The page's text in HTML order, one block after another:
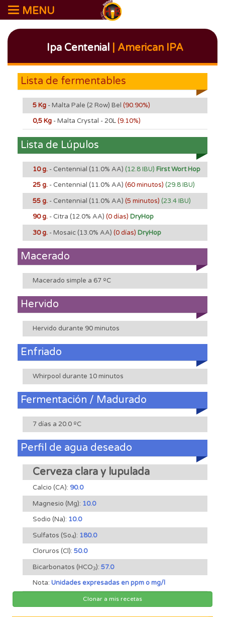
MENU
Ipa Centenial | American IPA
Lista de fermentables
5 Kg - Malta Pale (2 Row) Bel (90.90%)
0,5 Kg - Malta Crystal - 20L(9.10%)
Lista de Lúpulos
10 g. - Centennial (11.0% AA) (12.8 IBU) First Wort Hop
25 g. - Centennial (11.0% AA) (60 minutos) (29.8 IBU)
55 g. - Centennial (11.0% AA) (5 minutos) (23.4 IBU)
90 g. - Citra (12.0% AA) (0 días) DryHop
30 g. - Mosaic (13.0% AA) (0 días) DryHop
Macerado
Macerado simple a 67 ºC
Hervido
Hervido durante 90 minutos
Enfriado
Whirpool durante 10 minutos
Fermentación / Madurado
7 días a 20.0 ºC
Perfil de agua deseado
Cerveza clara y lupulada
Calcio (CA): 90.0
Magnesio (Mg): 10.0
Sodio (Na): 10.0
Sulfatos (So4): 180.0
Cloruros (Cl): 50.0
Bicarbonatos (HCO3): 57.0
Nota: Unidades expresadas en ppm o mg/l
Clonar a mis recetas